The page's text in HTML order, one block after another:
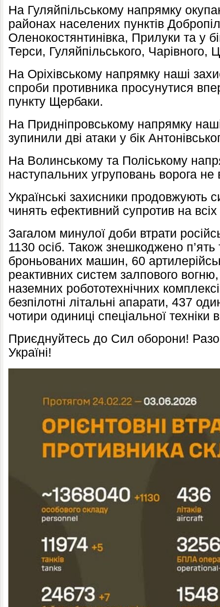
На Гуляйпільському напрямку
районах населених пунктів
Оленокостянтинівка, Прилуки та у
Терси, Гуляйпільського, Чарівного,
На Оріхівському напрямку наші
спроби противника просунутися
пункту Щербаки.
На Придніпровському напрямку
зупинили дві атаки у бік
На Волинському та Поліському
наступальних угруповань ворога не
Українські захисники продовжують
чинять ефективний супротив на
Загалом минулої доби втрати
1130 осіб. Також знешкоджено п’ять
броньованих машин, 60
реактивних систем залпового
наземних робототехнічних
безпілотні літальні апарати, 437
чотири одиниці спеціальної техніки
Приєднуйтесь до Сил оборони!
Україні!